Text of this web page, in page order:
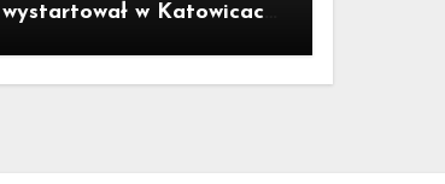
wystartował w Katowicach.
Flaming Lips na otwarcie